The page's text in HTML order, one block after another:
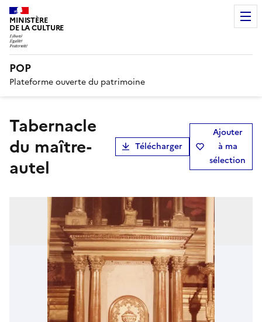
MINISTÈRE
DE LA CULTURE
POP
Plateforme ouverte du patrimoine
tabernacle
du maître-
autel
Télécharger
Ajouter
à ma
sélection